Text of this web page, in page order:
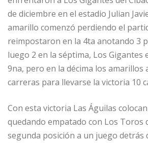
s
A
p
p
g
ra
m
e
b
o
o
k
l p
ar
ti
r
de diciembre en el estadio Julian
amarillo comenzó perdiendo el
reimpostaron en la 4ta anotando 3
luego 2 en la séptima, Los Gigantes
9na, pero en la décima los amarillos
carreras para llevarse la victoria 10
Con esta victoria Las Águilas
quedando empatado con Los Toros
segunda posición a un juego detrás